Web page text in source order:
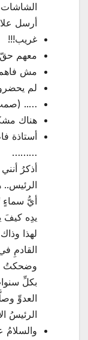
أرسل
غريب!!!
معهم حقّ
مش
لم
…..
هناك
أستاذة
………
أذكرُ
أيُّ سماءٍ
يدِه كيفَ
لهذا
القادمِ
وضحكتُ
بكلِّ
العدوِّ
الرئيسُ
والسلامُ